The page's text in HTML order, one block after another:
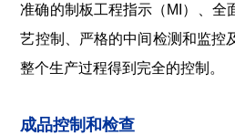
准确的制板工程指示（MI）、全
艺控制、严格的中间检测和监控
整个生产过程得到完全的控制。
成品控制和检查